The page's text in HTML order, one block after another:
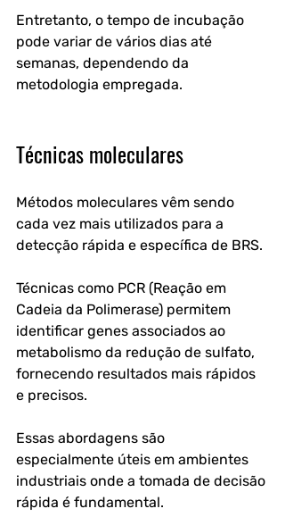
Entretanto, o tempo de incubação
pode variar de vários dias até
semanas, dependendo da
metodologia empregada.
Técnicas moleculares
Métodos moleculares vêm sendo
cada vez mais utilizados para a
detecção rápida e específica de BRS.
Técnicas como PCR (Reação em
Cadeia da Polimerase) permitem
identificar genes associados ao
metabolismo da redução de sulfato,
fornecendo resultados mais rápidos
e precisos.
Essas abordagens são
especialmente úteis em ambientes
industriais onde a tomada de decisão
rápida é fundamental.